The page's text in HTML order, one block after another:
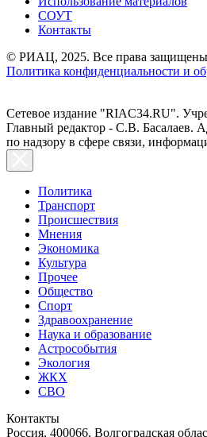
СОУТ
Контакты
© РИАЦ, 2025. Все права защищены
Политика конфиденциальности и
Сетевое издание "RIAC34.RU".
Главный редактор - С.В. Басалаев.
по надзору в сфере связи,
Политика
Транспорт
Происшествия
Мнения
Экономика
Культура
Прочее
Общество
Спорт
Здравоохранение
Наука и образование
Астрособытия
Экология
ЖКХ
СВО
Контакты
Россия, 400066, Волгоградская